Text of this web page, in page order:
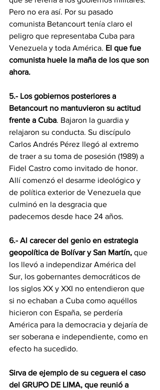
Pero no era así. Por su pasado
comunista Betancourt tenía claro el
peligro que representaba Cuba para
Venezuela y toda América. El que fue
comunista huele la maña de los que son
ahora.
5.- Los gobiernos posteriores a
Betancourt no mantuvieron su actitud
frente a Cuba. Bajaron la guardia y
relajaron su conducta. Su discípulo
Carlos Andrés Pérez llegó al extremo
de traer a su toma de posesión (1989) a
Fidel Castro como invitado de honor.
Allí comenzó el desarme ideológico y
de política exterior de Venezuela que
culminó en la desgracia que
padecemos desde hace 24 años.
6.- Al carecer del genio en estrategia
geopolítica de Bolívar y San Martín, que
los llevó a independizar América del
Sur, los gobernantes democráticos de
los siglos XX y XXI no entendieron que
si no echaban a Cuba como aquéllos
hicieron con España, se perdería
América para la democracia y dejaría de
ser soberana e independiente, como en
efecto ha sucedido.
Sirva de ejemplo de su ceguera el caso
del GRUPO DE LIMA, que reunió a